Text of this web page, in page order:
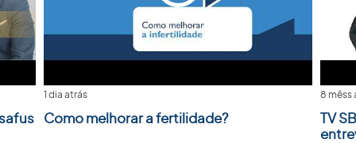
1 dia atrás
Como melhorar a fertilidade?
8 mêss
TV